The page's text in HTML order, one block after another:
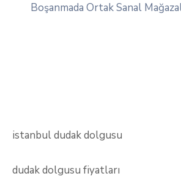
Boşanmada Ortak Sanal
istanbul dudak dolgusu
dudak dolgusu fiyatları